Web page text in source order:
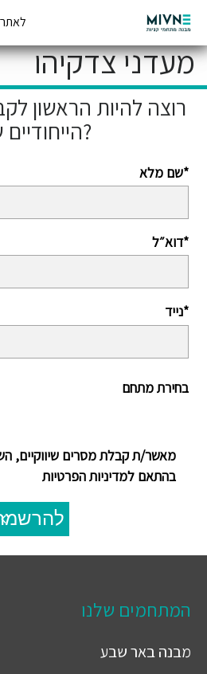
Search
המתחמים שלנו
מעדני צדקיהו
רוצה להיות הראשון
הייחודיים שלנו?
שם מלא*
דוא״ל*
נייד*
בחירת מתחם
מאשר/ת קבלת מסרים שיווקיים,
בהתאם למדיניות הפרטיות
המתחמים שלנו
מבנהבאר שבע